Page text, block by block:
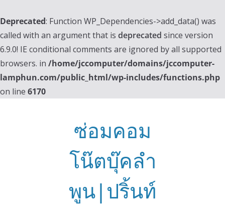
Deprecated: Function WP_Dependencies->add_data() was
called with an argument that is deprecated since version
6.9.0! IE conditional comments are ignored by all supported
browsers. in /home/jccomputer/domains/jccomputer-
lamphun.com/public_html/wp-includes/functions.php
on line 6170
ซ่อมคอม
โน๊ตบุ๊คลำ
พูน|ปริ้นท์